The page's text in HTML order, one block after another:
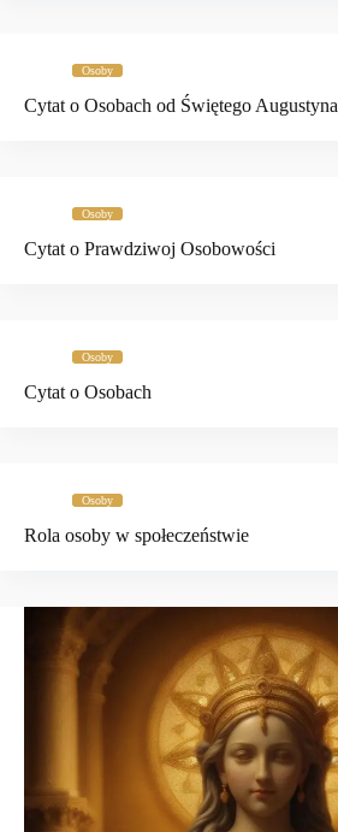
Osoby
Cytat o Osobach od Świętego Augustyna
Osoby
Cytat o Prawdziwoj Osobowości
Osoby
Cytat o Osobach
Osoby
Rola osoby w społeczeństwie